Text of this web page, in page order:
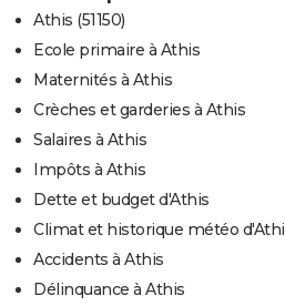
Athis (51150)
Ecole primaire à Athis
Maternités à Athis
Crèches et garderies à Athis
Salaires à Athis
Impôts à Athis
Dette et budget d'Athis
Climat et historique météo
Accidents à Athis
Délinquance à Athis